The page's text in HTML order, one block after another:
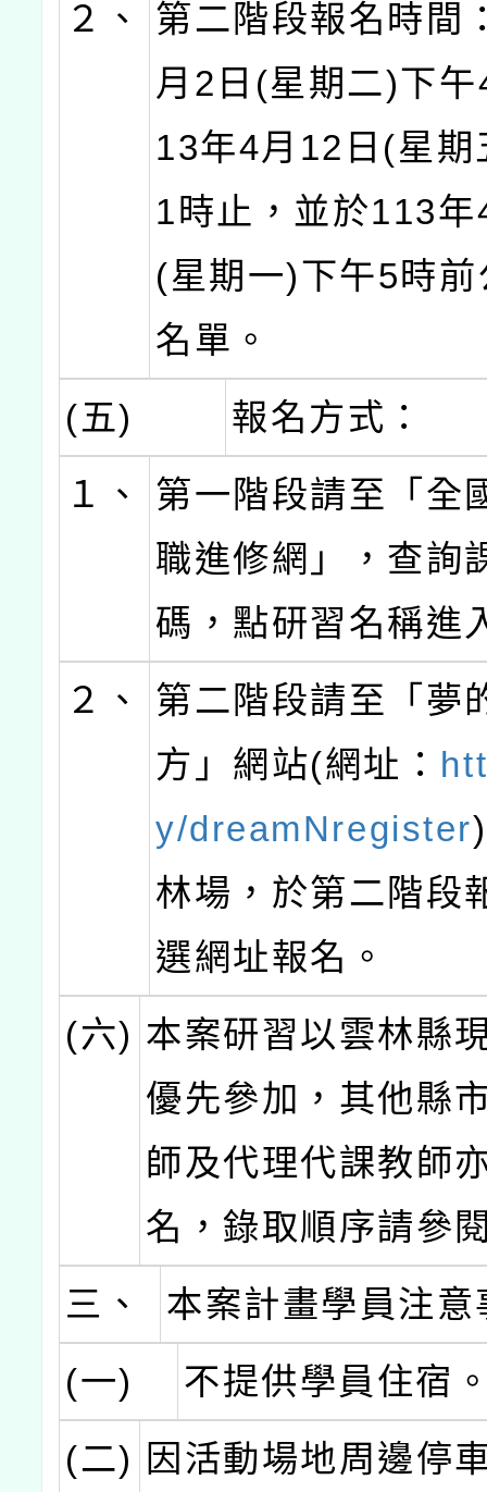
２、
第二階段報名時間
月2日(星期二)下
13年4月12日(星期
1時止，並於113
(星期一)下午5時
名單。
(五)
報名方式：
１、
第一階段請至「全
職進修網」，查詢
碼，點研習名稱進
２、
第二階段請至「夢
方」網站(網址：
y/dreamNregister
林場，於第二階段
選網址報名。
(六) 本案研習以雲林縣
優先參加，其他縣
師及代理代課教師
名，錄取順序請參
三、
本案計畫學員注意
(一)
不提供學員住宿
(二) 因活動場地周邊停